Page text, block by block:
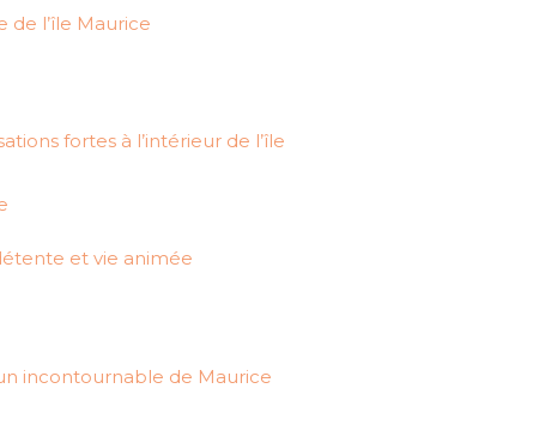
de l’île Maurice
fortes à l’intérieur de l’île
et vie animée
incontournable de Maurice